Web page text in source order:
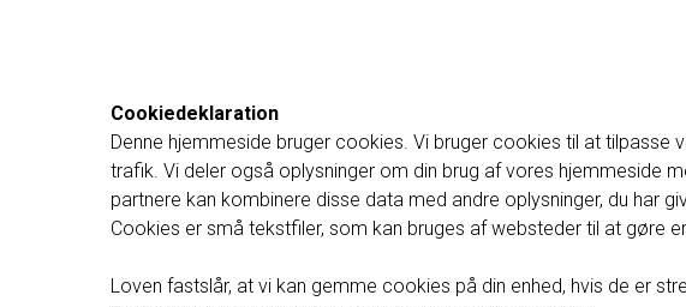
Cookiedeklaration
Denne hjemmeside bruger cookies. Vi bruger cookies til at
trafik. Vi deler også oplysninger om din brug af vores hjemmeside
partnere kan kombinere disse data med andre oplysninger, du har
Cookies er små tekstfiler, som kan bruges af websteder til at gøre
Loven fastslår, at vi kan gemme cookies på din enhed, hvis de er